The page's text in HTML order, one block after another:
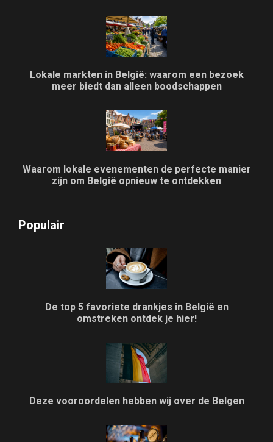
Lokale markten in België: waarom een bezoek
meer biedt dan alleen boodschappen
Waarom lokale evenementen de perfecte manier
zijn om België opnieuw te ontdekken
Populair
De top 5 favoriete drankjes in België en
omstreken ontdek je hier!
Deze vooroordelen hebben wij over de Belgen